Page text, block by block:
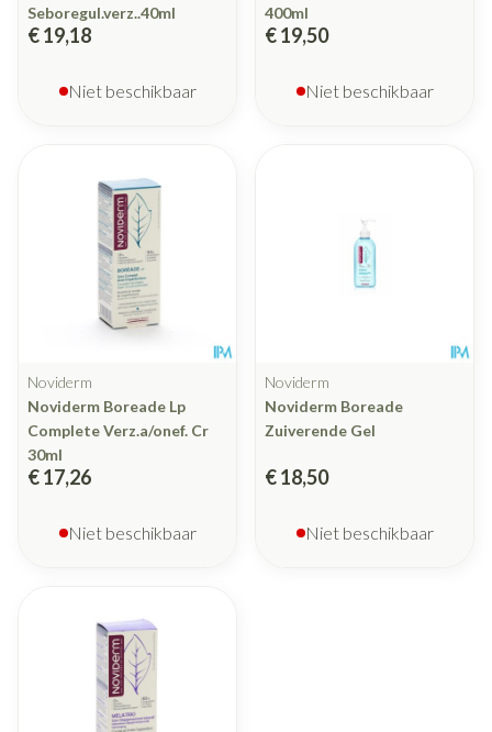
Seboregul.verz..40ml
€ 19,18
Niet beschikbaar
400ml
€ 19,50
Niet beschikbaar
Noviderm
Noviderm Boreade Lp
Complete Verz.a/onef. Cr
30ml
€ 17,26
Niet beschikbaar
Noviderm
Noviderm Boreade
Zuiverende Gel
€ 18,50
Niet beschikbaar